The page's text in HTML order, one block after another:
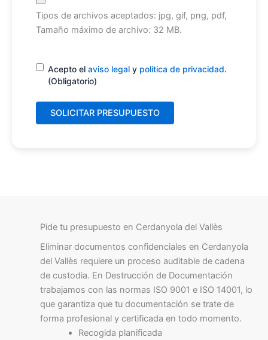
Tipos de archivos aceptados: jpg, gif, png, pdf,
Tamaño máximo de archivo: 32 MB.
Consentimiento(Obligatorio)
Acepto el aviso legal y política de privacidad.
(Obligatorio)
Pide tu presupuesto en Cerdanyola del Vallès
Eliminar documentos confidenciales en Cerdanyola
del Vallès requiere un proceso auditable de cadena
de custodia. En Destrucción de Documentación
trabajamos con las normas ISO 9001 e ISO 14001, lo
que garantiza que tu documentación se trate de
forma profesional y certificada en todo momento.
Recogida planificada